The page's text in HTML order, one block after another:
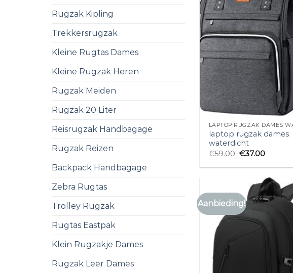
Rugzak Kipling
Trekkersrugzak
Kleine Rugtas Dames
Kleine Rugzak Heren
Rugzak Meiden
Rugzak 20 Liter
Reisrugzak Handbagage
Rugzak Reizen
Backpack Handbagage
Zebra Rugtas
Trolley Rugzak
Rugtas Eastpak
Klein Rugzakje Dames
Rugzak Leer Dames
LAPTOP RUGZAK DAMES
laptop rugzak dames
waterdicht
€59.00 €37.00
Aanbieding!